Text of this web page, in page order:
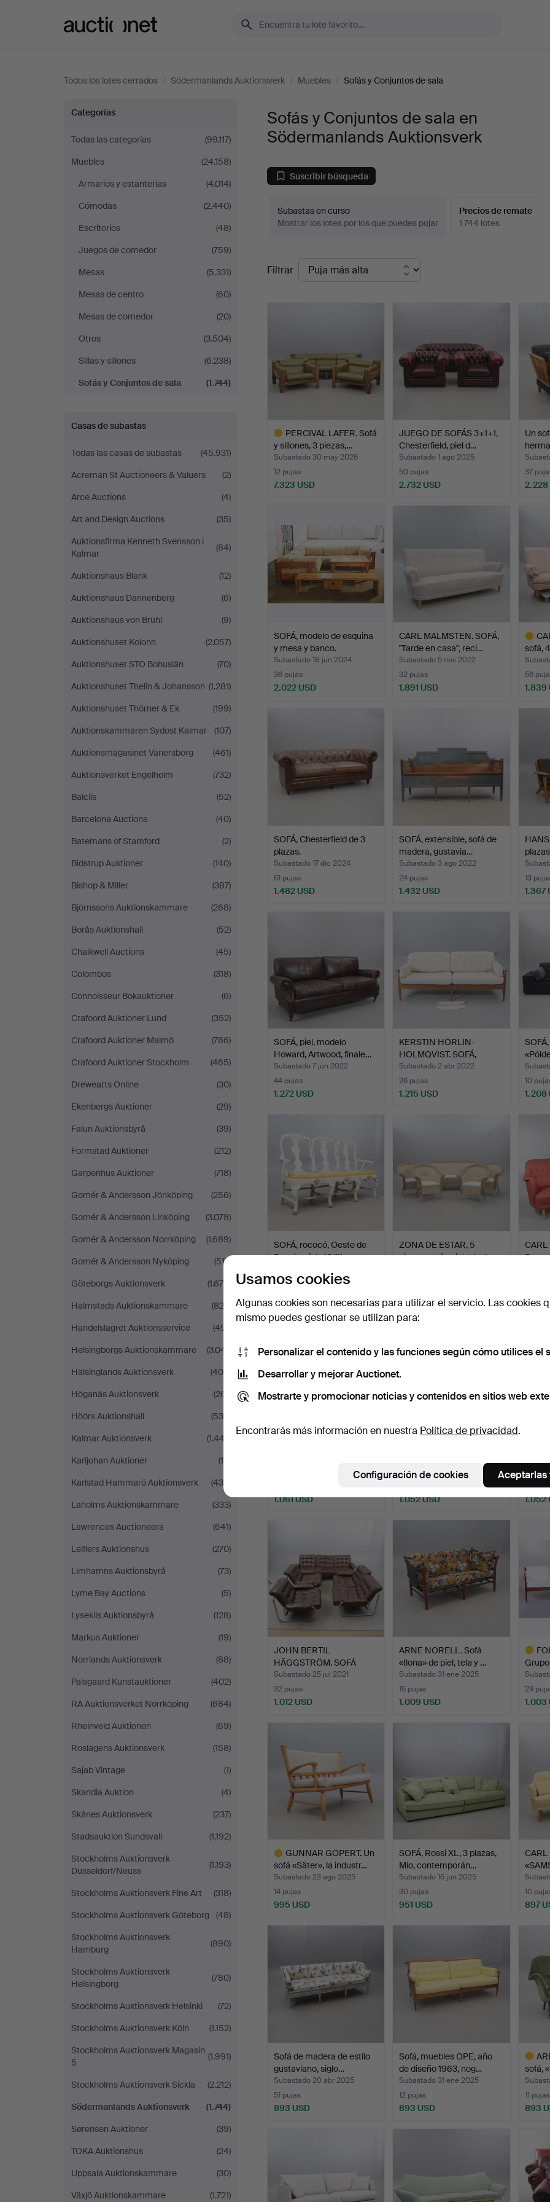
Todos los lotes cerrados / Södermanlands Auktionsverk / Muebles / Sofás y Conjuntos de sala
Sofás
y
Conjuntos
de
sala
en
Södermanlands
Auktionsverk
Categorías
Todas las categorías
(99.117)
Muebles
(24.158)
Armarios y estanterías
(4.014)
Cómodas
(2.440)
Escritorios
(48)
Juegos de comedor
(759)
Mesas
(5.331)
Mesas de centro
(60)
Mesas de comedor
(20)
Otros
(3.504)
Sillas y sillones
(6.238)
Sofás y Conjuntos de sala
(1.744)
Casas de subastas
Todas las casas de subastas
(45.931)
Acreman St Auctioneers & Valuers
(2)
Arce Auctions
(4)
Art and Design Auctions
(35)
Auktionsfirma Kenneth Svensson i
Kalmar
(84)
Auktionshaus Blank
(12)
Auktionshaus Dannenberg
(6)
Auktionshaus von Brühl
(9)
Auktionshuset Kolonn
(2.057)
Auktionshuset STO Bohuslän
(70)
Auktionshuset Thelin & Johansson (1.281)
Auktionshuset Thörner & Ek
(199)
Auktionskammaren Sydost Kalmar
(107)
Auktionsmagasinet Vänersborg
(461)
Auktionsverket Engelholm
(732)
Balclis
(52)
Barcelona Auctions
(40)
Batemans of Stamford
(2)
Bidstrup Auktioner
(140)
Bishop & Miller
(387)
Björnssons Auktionskammare
(268)
Borås Auktionshall
(52)
Chalkwell Auctions
(45)
Colombos
(318)
Connoisseur Bokauktioner
(6)
Crafoord Auktioner Lund
(352)
Crafoord Auktioner Malmö
(786)
Crafoord Auktioner Stockholm
(465)
Dreweatts Online
(30)
Ekenbergs Auktioner
(29)
Falun Auktionsbyrå
(39)
Formstad Auktioner
(212)
Garpenhus Auktioner
(718)
Gomér & Andersson Jönköping
(256)
Gomér & Andersson Linköping
(3.078)
Gomér & Andersson Norrköping
(1.689)
Gomér & Andersson Nyköping
(517)
Göteborgs Auktionsverk
(1.678)
Halmstads Auktionskammare
(822)
Handelslagret Auktionsservice
(491)
Helsingborgs Auktionskammare
(3.041)
Hälsinglands Auktionsverk
(408)
Höganäs Auktionsverk
(261)
Höörs Auktionshall
(539)
Kalmar Auktionsverk
(1.447)
Karljohan Auktioner
(10)
Karlstad Hammarö Auktionsverk
(436)
Laholms Auktionskammare
(333)
Lawrences Auctioneers
(641)
Leiflers Auktionshus
(270)
Limhamns Auktionsbyrå
(73)
Lyme Bay Auctions
(5)
Lysekils Auktionsbyrå
(128)
Markus Auktioner
(19)
Norrlands Auktionsverk
(88)
Palsgaard Kunstauktioner
(402)
RA Auktionsverket Norrköping
(684)
Rheinveld Auktionen
(69)
Roslagens Auktionsverk
(158)
Sajab Vintage
(1)
Skandia Auktion
(4)
Skånes Auktionsverk
(237)
Stadsauktion Sundsvall
(1.192)
Stockholms Auktionsverk
Düsseldorf/Neuss
(1.193)
Stockholms Auktionsverk Fine Art
(318)
Stockholms Auktionsverk Göteborg
(48)
Stockholms Auktionsverk
Hamburg
(890)
Stockholms Auktionsverk
Helsingborg
(780)
Stockholms Auktionsverk Helsinki
(72)
Stockholms Auktionsverk Köln
(1.152)
Stockholms Auktionsverk Magasin
5
(1.991)
Stockholms Auktionsverk Sickla
(2.212)
Södermanlands Auktionsverk
(1.744)
Sørensen Auktioner
(39)
TOKA Auktionshus
(24)
Uppsala Auktionskammare
(30)
Växjö Auktionskammare
(1.721)
Sofás y Conjuntos de sala en
Södermanlands Auktionsverk
Suscribir búsqueda
Subastas en curso
Mostrar los lotes por los que puedes pujar
Precios de remate
1 744 lotes
Precios
de
Filtrar
PERCIVAL LAFER. Sofá
y sillones, 3 piezas,…
Subastado 30 may 2026
12 pujas
7.323 USD
JUEGO DE SOFÁS 3+1+1,
Chesterfield, piel d…
Subastado 1 ago 2025
50 pujas
2.732 USD
Un
37
2.228
SOFÁ, modelo de esquina
y mesa y banco.
Subastado 18 jun 2024
36 pujas
2.022 USD
CARL MALMSTEN. SOFÁ,
"Tarde en casa", reci…
Subastado 5 nov 2022
32 pujas
1.891 USD
sofá,
56
1.839
SOFÁ, Chesterfield de 3
plazas.
Subastado 17 dic 2024
61 pujas
1.482 USD
SOFÁ, extensible, sofá de
madera, gustavia…
Subastado 3 ago 2022
24 pujas
1.432 USD
13
1.367
SOFÁ, piel, modelo
Howard, Artwood, finale…
Subastado 7 jun 2022
44 pujas
1.272 USD
KERSTIN HÖRLIN-
HOLMQVIST. SOFÁ,
"Skrindan"…
Subastado 2 abr 2022
26 pujas
1.215 USD
10
1.208
SOFÁ, rococó, Oeste de
Suecia, siglo XVIII.
54 pujas
1.158 USD
ZONA DE ESTAR, 5
piezas, ratán pintado de …
1.156 USD
CARL
1.103
Subastado 25 feb 2022
1.061 USD
Subastado 29 jun 2022
1.052 USD
23
1.052
JOHN BERTIL
HÄGGSTRÖM. SOFÁ
GRUPO, 3 plaza…
Subastado 25 jul 2021
32 pujas
1.012 USD
ARNE NORELL. Sofá
«Ilona» de piel, tela y …
Subastado 31 ene 2025
15 pujas
1.009 USD
"…
29
1.003
GUNNAR GÖPERT. Un
sofá «Säter», la industr…
Subastado 23 ago 2025
14 pujas
995 USD
SOFÁ, Rossi XL, 3 plazas,
Mio, contemporán…
Subastado 16 jun 2025
30 pujas
951 USD
CARL
10
897
Sofá de madera de estilo
gustaviano, siglo…
Subastado 20 abr 2025
51 pujas
893 USD
Sofá, muebles OPE, año
de diseño 1963, nog…
Subastado 31 ene 2025
12 pujas
893 USD
sofá,
11 pujas
893
Usamos cookies
Algunas cookies son necesarias para utilizar el servicio. Las cookies
mismo puedes gestionar se utilizan para:
Personalizar el contenido y las funciones según cómo utilices el
Desarrollar y mejorar Auctionet.
Mostrarte y promocionar noticias y contenidos en sitios web
Encontrarás más información en nuestra Política de privacidad.
Configuración de cookies Aceptarlas